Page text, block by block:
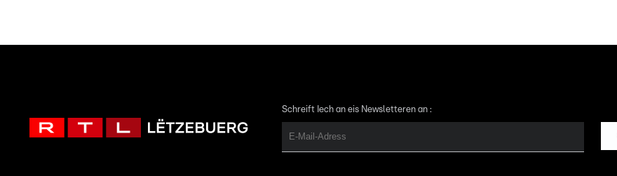
Schreift Iech an eis Newsletteren an :